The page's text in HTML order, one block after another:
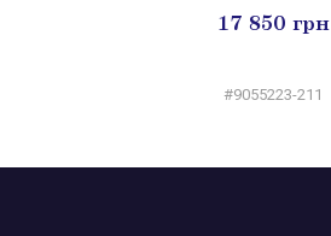
17 850 грн
#9055223-211